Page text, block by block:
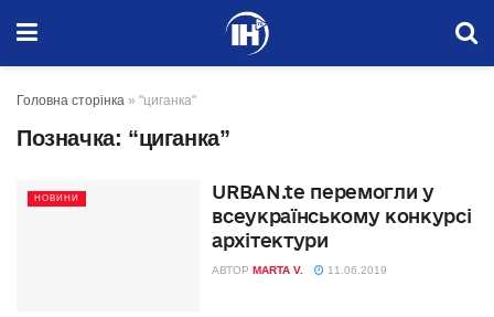
Головна сторінка » "циганка"
Позначка: “циганка”
НОВИНИ
URBAN.te перемогли у
всеукраїнському конкурсі
архітектури
АВТОР MARTA V. 11.06.2019